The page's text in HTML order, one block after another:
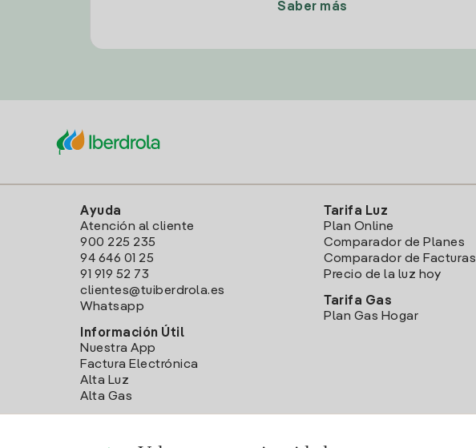
Saber más
Ayuda
Atención al cliente
900 225 235
94 646 01 25
91 919 52 73
clientes@tuiberdrola.es
Whatsapp
Información Útil
Nuestra App
Factura Electrónica
Alta Luz
Alta Gas
Tarifa Luz
Plan Online
Comparador de Planes
Comparador de Facturas
Precio de la luz hoy
Tarifa Gas
Plan Gas Hogar